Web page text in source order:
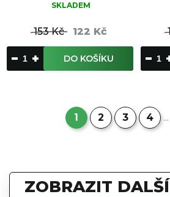
SKLADEM
153 Kč 122 Kč
DO KOŠÍKU
1 2 3 4 ...
ZOBRAZIT